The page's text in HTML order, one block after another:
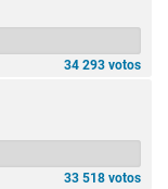
34 293 votos
33 518 votos